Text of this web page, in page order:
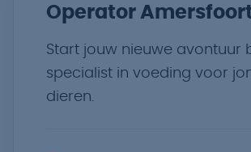
Operator
Start jouw nieuwe avontuur
specialist in voeding voor
dieren.